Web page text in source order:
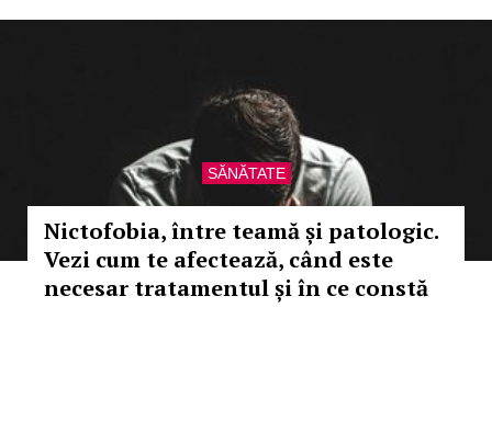
SĂNĂTATE
Nictofobia, între teamă și patologic.
Vezi cum te afectează, când este
necesar tratamentul și în ce constă